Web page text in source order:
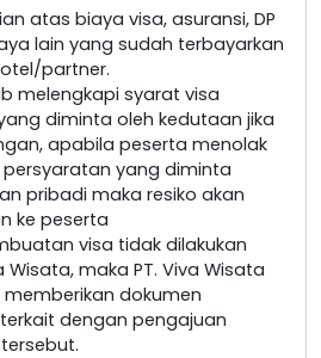
atas biaya visa, asuransi, DP
lain yang sudah terbayarkan
partner.
melengkapi syarat visa
diminta oleh kedutaan jika
apabila peserta menolak
yang diminta
pribadi maka resiko akan
ke peserta
visa tidak dilakukan
Wisata, maka PT. Viva Wisata
dokumen
dengan pengajuan